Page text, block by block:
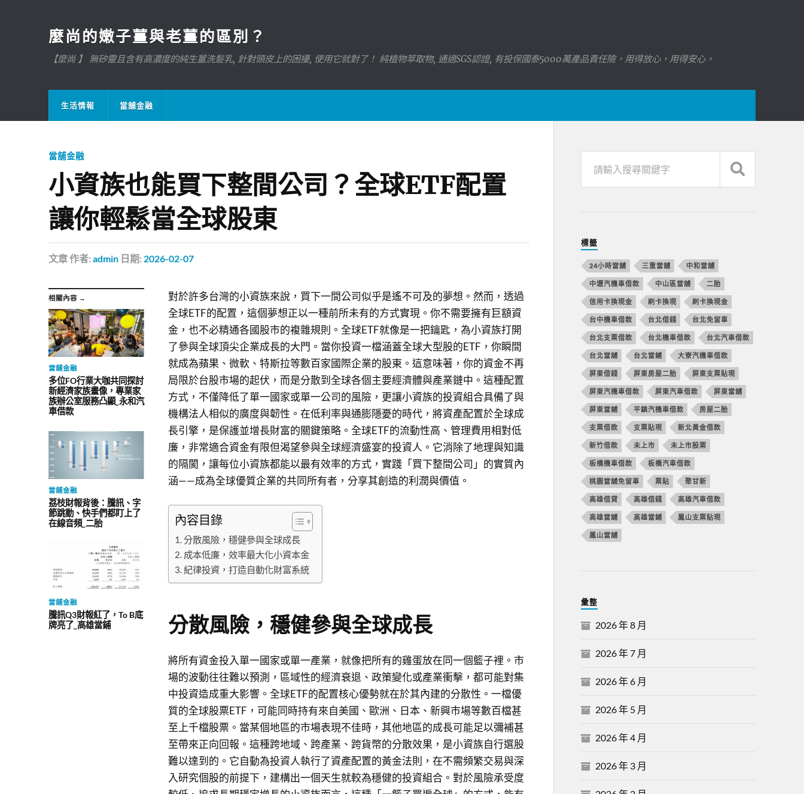
麼尚的嫩子薑與老薑的區別？
【麼尚 】 無矽靈且含有高濃度的純生薑洗髮乳, 針對頭皮上的困擾, 使用它就對了！ 純植物萃取物, 通過SGS認證, 有投保國泰5000萬產品責任險，用得放心，用得安心。
生活情報 當舖金融
當舖金融
小資族也能買下整間公司？全球ETF配置
讓你輕鬆當全球股東
文章作者: admin 日期: 2026-02-07
相關內容 →
當舖金融
多位FO行業大咖共同探討
新經濟家族畫像，專業家
族辦公室服務凸顯_永和汽
車借款
當舖金融
荔枝財報背後：騰訊、字
節跳動、快手們都盯上了
在線音頻_二胎
當舖金融
騰訊Q3財報紅了，To B底
牌亮了_高雄當鋪
對於許多台灣的小資族來說，買下一間公司似乎是遙不可及的夢想。然而，透過
全球ETF的配置，這個夢想正以一種前所未有的方式實現。你不需要擁有巨額資
金，也不必精通各國股市的複雜規則。全球ETF就像是一把鑰匙，為小資族打開
了參與全球頂尖企業成長的大門。當你投資一檔涵蓋全球大型股的ETF，你瞬間
就成為蘋果、微軟、特斯拉等數百家國際企業的股東。這意味著，你的資金不再
局限於台股市場的起伏，而是分散到全球各個主要經濟體與產業鏈中。這種配置
方式，不僅降低了單一國家或單一公司的風險，更讓小資族的投資組合具備了與
機構法人相似的廣度與韌性。在低利率與通膨隱憂的時代，將資產配置於全球成
長引擎，是保護並增長財富的關鍵策略。全球ETF的流動性高、管理費用相對低
廉，非常適合資金有限但渴望參與全球經濟盛宴的投資人。它消除了地理與知識
的隔閡，讓每位小資族都能以最有效率的方式，實踐「買下整間公司」的實質內
涵——成為全球優質企業的共同所有者，分享其創造的利潤與價值。
內容目錄
分散風險，穩健參與全球成長
成本低廉，效率最大化小資本金
紀律投資，打造自動化財富系統
分散風險，穩健參與全球成長
將所有資金投入單一國家或單一產業，就像把所有的雞蛋放在同一個籃子裡。市
場的波動往往難以預測，區域性的經濟衰退、政策變化或產業衝擊，都可能對集
中投資造成重大影響。全球ETF的配置核心優勢就在於其內建的分散性。一檔優
質的全球股票ETF，可能同時持有來自美國、歐洲、日本、新興市場等數百檔甚
至上千檔股票。當某個地區的市場表現不佳時，其他地區的成長可能足以彌補甚
至帶來正向回報。這種跨地域、跨產業、跨貨幣的分散效果，是小資族自行選股
難以達到的。它自動為投資人執行了資產配置的黃金法則，在不需頻繁交易與深
入研究個股的前提下，建構出一個天生就較為穩健的投資組合。對於風險承受度
標籤
24小時當舖 三重當舖 中和當舖
中壢汽機車借款 中山區當舖 二胎
信用卡換現金 刷卡換現 刷卡換現金
台中機車借款 台北借錢 台北免留車
台北支票借款 台北機車借款 台北汽車借款
台北當舖 台北當鋪 大寮汽機車借款
屏東借錢 屏東房屋二胎 屏東支票貼現
屏東汽機車借款 屏東汽車借款 屏東當舖
屏東當鋪 平鎮汽機車借款 房屋二胎
支票借款 支票貼現 新北黃金借款
新竹借款 未上市 未上市股票
板橋機車借款 板橋汽車借款
桃園當舖免留車 票貼 聚甘新
高雄借貸 高雄借錢 高雄汽車借款
高雄當舖 高雄當鋪 鳳山支票貼現
鳳山當舖
彙整
2026 年 8 月
2026 年 7 月
2026 年 6 月
2026 年 5 月
2026 年 4 月
2026 年 3 月